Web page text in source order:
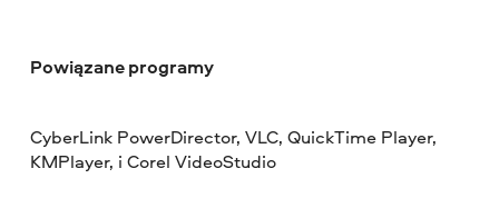
Powiązane programy
CyberLink PowerDirector, VLC, QuickTime Player,
KMPlayer, i Corel VideoStudio